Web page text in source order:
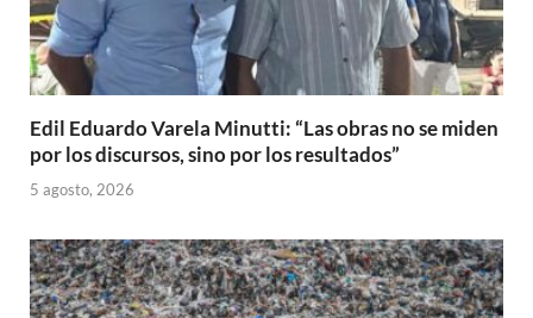
Edil Eduardo Varela Minutti: “Las obras no se miden
por los discursos, sino por los resultados”
5 agosto, 2026